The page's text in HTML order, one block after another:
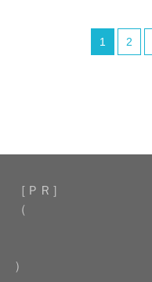
1 2
［ＰＲ］
（
）